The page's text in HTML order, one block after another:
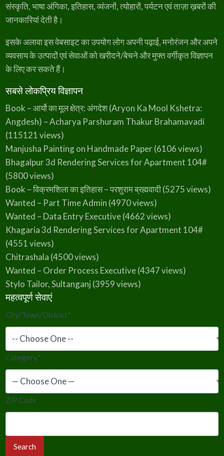
संस्कृति, भाषा अंगिका, इतिहास, व्यंजनों, त्योहारों, पर्यटन एवं ताज़ा ख़बरों की
जानकारियां देती है।
इसके अलावा इस वेबसाइट का उपयोग लोग अपनी पढ़ाई, मनोरंजन और अपने
व्यवसाय के उत्पादों एवं सेवाओं को खरीदने/बेचने और मुफ्त वर्गीकृत विज्ञापन
के लिए कर सकते हैं।
सबसे लोकप्रिय विज्ञापन
Book – आर्यो का मूल क्षेत्र: अंगदेश (Aryon Ka Mool Kshetra:
Angdesh) – Acharya Parshuram Thakur Brahamavadi
(115121 views)
Manjusha Painting on Handmade Paper(6106 views)
Bhagalpur 3d Rendering Services for Apartment 104#
(5800 views)
Book – विक्रमशिला का इतिहास – परशुराम ब्रह्मवादी(5275 views)
Wanted – Part Time Admin (4970 views)
Wanted – Data Entry Executive(4662 views)
Khagaria 3d Rendering Services for Apartment 104#
(4551 views)
Chitrashala (4500 views)
Wanted – Order Process Executive(4347 views)
Stylo Tailor, Sultanganj (3959 views)
महत्वपूर्ण सेवाएं
City/Town/District*
Category*
ZIP Code